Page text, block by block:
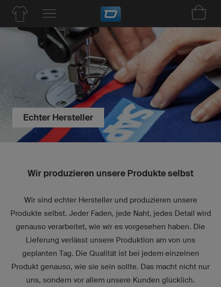
Echter Hersteller
Wir produzieren unsere Produkte selbst
Wir sind echter Hersteller und produzieren unsere
Produkte selbst. Jeder Faden, jede Naht, jedes Detail wird
genauso verarbeitet, wie wir es vorgesehen haben. Die
Lieferung verlässt unsere Produktion am von uns
geplanten Tag. Die Qualität ist bei jedem einzelnen
Produkt genauso, wie sie sein sollte. Das macht nicht nur
uns, sondern vor allem unsere Kunden glücklich.